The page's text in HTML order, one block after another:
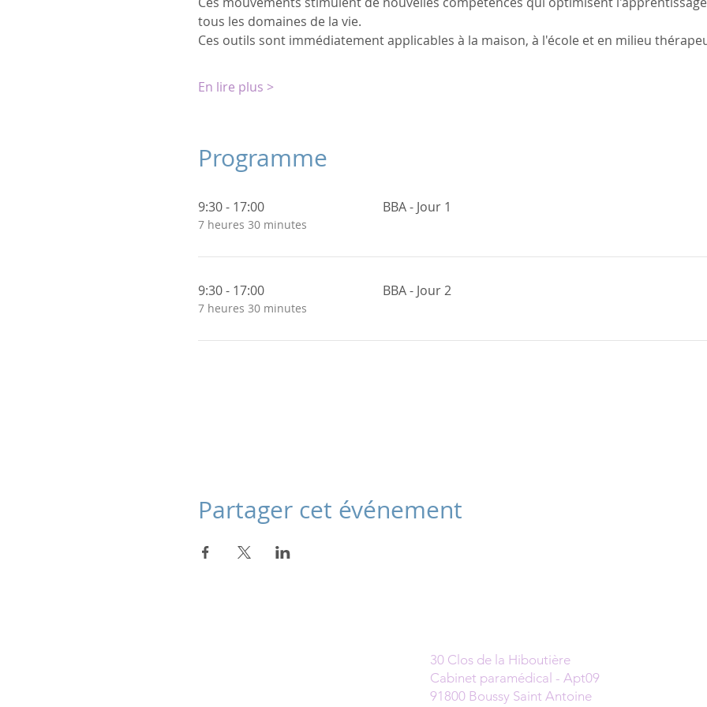
tous les domaines de la vie.
Ces outils sont immédiatement applicables à la maison, à l'école et en milieu
En lire plus >
Programme
9:30 - 17:00
7 heures 30 minutes
BBA - Jour 1
9:30 - 17:00
7 heures 30 minutes
BBA - Jour 2
Partager cet événement
30 Clos de la Hiboutière
Cabinet paramédical - Apt09
91800 Boussy Saint Antoine